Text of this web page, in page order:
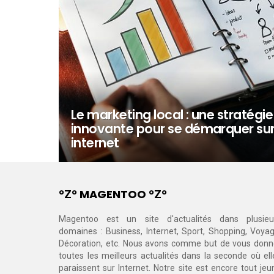
Le marketing local : une stratégie
innovante pour se démarquer
internet
°Ζ° MAGENTOO °Ζ°
Magentoo est un site d'actualités dans
domaines : Business, Internet, Sport, Shopping,
Décoration, etc. Nous avons comme but de vous
toutes les meilleurs actualités dans la seconde où
paraissent sur Internet. Notre site est encore tout